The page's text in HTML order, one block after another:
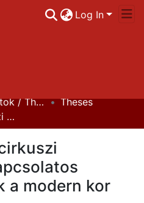
Log In
Diplomadolgozatok / Theses
Theses
Az állatkerti és cirkuszi állattartással kapcsolatos szemléletmódok a modern kor tükrében
a modern kor